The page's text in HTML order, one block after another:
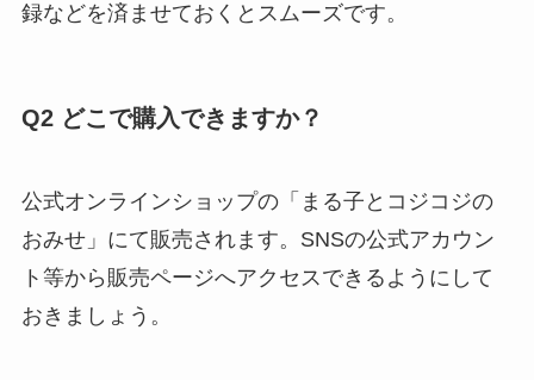
録などを済ませておくとスムーズです。
Q2 どこで購入できますか？
公式オンラインショップの「まる子とコジコジの
おみせ」にて販売されます。SNSの公式アカウン
ト等から販売ページへアクセスできるようにして
おきましょう。